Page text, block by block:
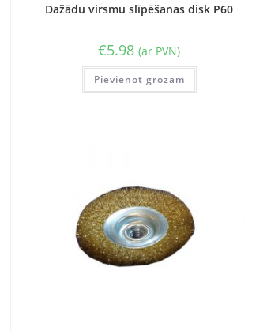
Dažādu virsmu slīpēšanas disk P60
€5.98 (ar PVN)
Pievienot grozam